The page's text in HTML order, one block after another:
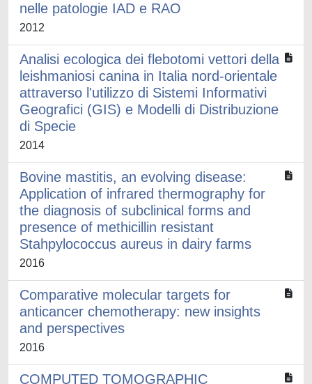
nelle patologie IAD e RAO
2012
Analisi ecologica dei flebotomi vettori della
leishmaniosi canina in Italia nord-orientale
attraverso l'utilizzo di Sistemi Informativi
Geografici (GIS) e Modelli di Distribuzione
di Specie
2014
Bovine mastitis, an evolving disease:
Application of infrared thermography for
the diagnosis of subclinical forms and
presence of methicillin resistant
Stahpylococcus aureus in dairy farms
2016
Comparative molecular targets for
anticancer chemotherapy: new insights
and perspectives
2016
COMPUTED TOMOGRAPHIC